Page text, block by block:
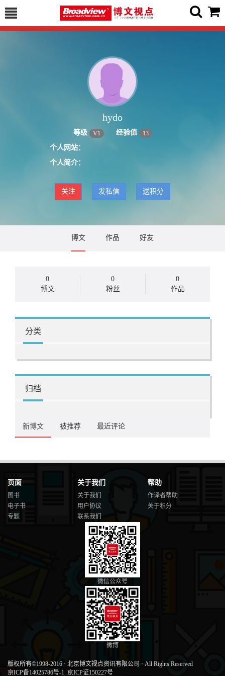
hydo
等级 V1 经验值 13
个人网站：
个人简介：
关注 发私信 送积分
博文 作品 好友
0
博文
0
粉丝
0
作品
分类
归档
新博文 被推荐 最近评论
页面
图书
电子书
专题
关于我们
关于我们
用户协议
联系我们
帮助
作译者帮助
关于积分
微信公众号
微博
版权所有©1998-2016 · 北京博文视点资讯有限公司 · All Rights Reserved
京ICP备14025786号-1 京ICP证150227号